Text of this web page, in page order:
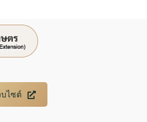
บไซต์